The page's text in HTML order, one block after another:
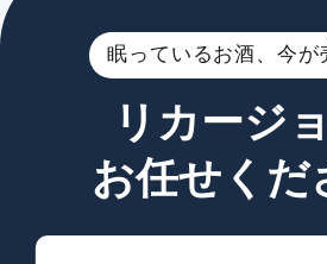
眠っているお酒、今が
リカージ
お任せくだ